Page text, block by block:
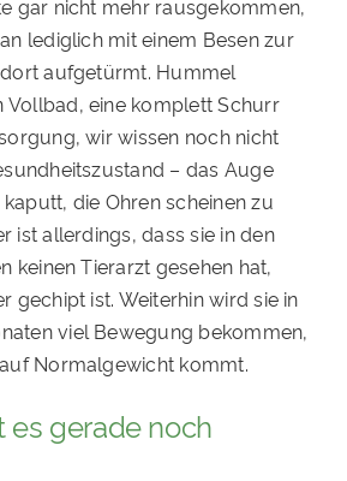
gar nicht mehr rausgekommen,
lediglich mit einem Besen zur
aufgetürmt. Hummel
Vollbad, eine komplett Schurr
wir wissen noch nicht
– das Auge
die Ohren scheinen zu
ist allerdings, dass sie in den
keinen Tierarzt gesehen hat,
gechipt ist. Weiterhin wird sie in
viel Bewegung bekommen,
Normalgewicht kommt.
es gerade noch